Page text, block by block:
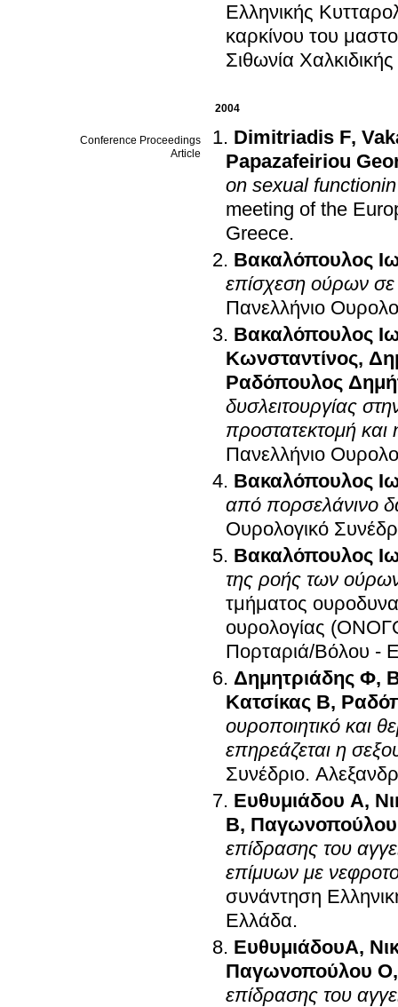
Ελληνικής
καρκίνου του
Σιθωνία
2004
Conference Proceedings
Article
Dimitriadis F,
Papazafeiriou
on sexual
meeting of the
Greece.
Βακαλόπουλος
επίσχεση ούρων σε
Πανελλήνιο
Βακαλόπουλος
Κωνσταντίνος,
Ραδόπουλος
δυσλειτουργίας
προστατεκτομή και
Πανελλήνιο
Βακαλόπουλος
από πορσελάνινο
Ουρολογικό
Βακαλόπουλος
της ροής των ούρων
τμήματος
ουρολογίας
Πορταριά/Βόλου -
Δημητριάδης Φ,
Κατσίκας Β,
ουροποιητικό και
επηρεάζεται η
Συνέδριο.
Ευθυμιάδου Α,
Β,
επίδρασης του
επίμυων με
συνάντηση
Ελλάδα.
ΕυθυμιάδουΑ,
Παγωνοπούλου Ο
επίδρασης του